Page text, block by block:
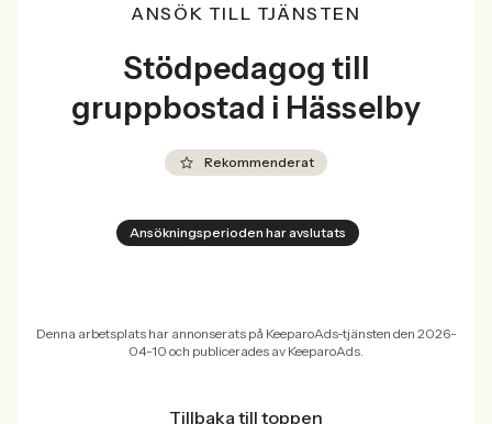
ANSÖK TILL TJÄNSTEN
Stödpedagog till
gruppbostad i Hässelby
Rekommenderat
Ansökningsperioden har avslutats
Denna arbetsplats har annonserats på KeeparoAds-tjänsten den 2026-
04-10 och publicerades av KeeparoAds.
Tillbaka till toppen